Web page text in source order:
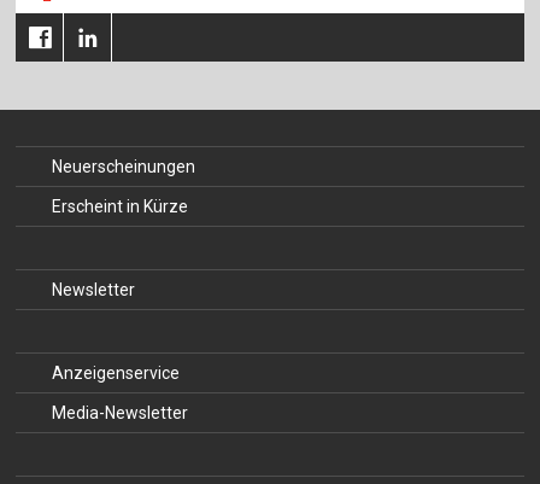
Neuerscheinungen
Erscheint in Kürze
Newsletter
Anzeigenservice
Media-Newsletter